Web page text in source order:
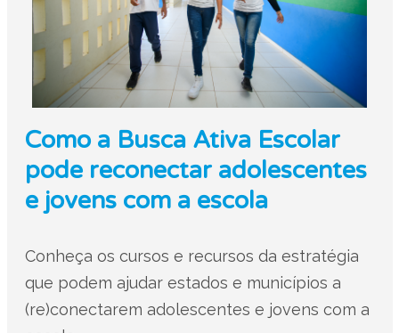
Como a Busca Ativa Escolar
pode reconectar adolescentes
e jovens com a escola
Conheça os cursos e recursos da estratégia
que podem ajudar estados e municípios a
(re)conectarem adolescentes e jovens com a